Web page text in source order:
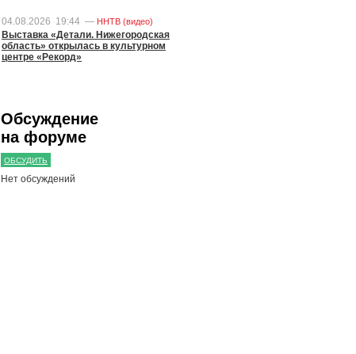
04.08.2026 19:44 — ННТВ (видео)
Выставка «Детали. Нижегородская
область» открылась в культурном
центре «Рекорд»
Обсуждение
на форуме
ОБСУДИТЬ
Нет обсуждений